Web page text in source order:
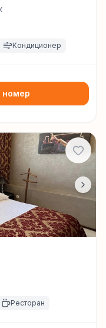
Кондиционер
номер
Ресторан